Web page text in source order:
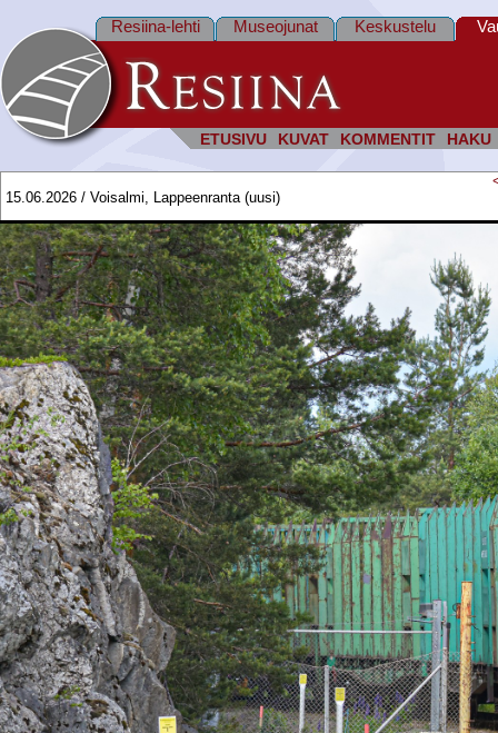
ETUSIVU KUVAT KOMMENTIT HAKU
Resiina-lehti Museojunat Keskustelu
15.06.2026 / Voisalmi, Lappeenranta (uusi)